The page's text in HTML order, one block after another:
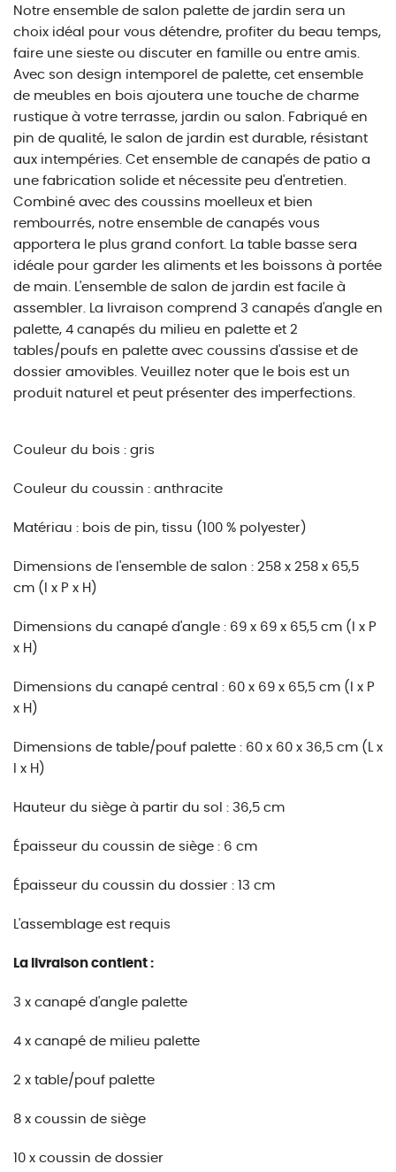
Notre ensemble de salon palette de jardin sera un
choix idéal pour vous détendre, profiter du beau temps,
faire une sieste ou discuter en famille ou entre amis.
Avec son design intemporel de palette, cet ensemble
de meubles en bois ajoutera une touche de charme
rustique à votre terrasse, jardin ou salon. Fabriqué en
pin de qualité, le salon de jardin est durable, résistant
aux intempéries. Cet ensemble de canapés de patio a
une fabrication solide et nécessite peu d'entretien.
Combiné avec des coussins moelleux et bien
rembourrés, notre ensemble de canapés vous
apportera le plus grand confort. La table basse sera
idéale pour garder les aliments et les boissons à portée
de main. L'ensemble de salon de jardin est facile à
assembler. La livraison comprend 3 canapés d'angle en
palette, 4 canapés du milieu en palette et 2
tables/poufs en palette avec coussins d'assise et de
dossier amovibles. Veuillez noter que le bois est un
produit naturel et peut présenter des imperfections.
Couleur du bois : gris
Couleur du coussin : anthracite
Matériau : bois de pin, tissu (100 % polyester)
Dimensions de l'ensemble de salon : 258 x 258 x 65,5
cm (l x P x H)
Dimensions du canapé d'angle : 69 x 69 x 65,5 cm (l x P
x H)
Dimensions du canapé central : 60 x 69 x 65,5 cm (l x P
x H)
Dimensions de table/pouf palette : 60 x 60 x 36,5 cm (L x
l x H)
Hauteur du siège à partir du sol : 36,5 cm
Épaisseur du coussin de siège : 6 cm
Épaisseur du coussin du dossier : 13 cm
L'assemblage est requis
La livraison contient :
3 x canapé d'angle palette
4 x canapé de milieu palette
2 x table/pouf palette
8 x coussin de siège
10 x coussin de dossier